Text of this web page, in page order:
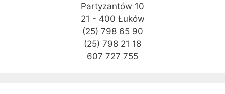
Partyzantów 10
21 - 400 Łuków
(25) 798 65 90
(25) 798 21 18
607 727 755